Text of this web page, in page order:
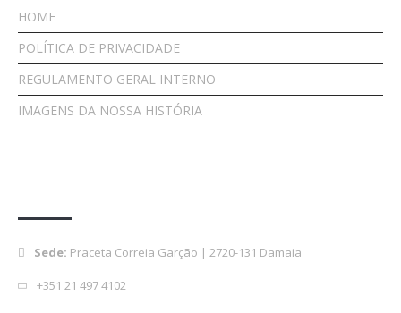
HOME
POLÍTICA DE PRIVACIDADE
REGULAMENTO GERAL INTERNO
IMAGENS DA NOSSA HISTÓRIA
Sede: Praceta Correia Garção | 2720-131 Damaia
+351 21 497 4102